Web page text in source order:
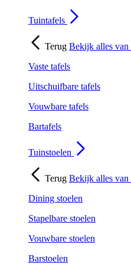
Tuintafels
Terug Bekijk alles van
Vaste tafels
Uitschuifbare tafels
Vouwbare tafels
Bartafels
Tuinstoelen
Terug Bekijk alles van
Dining stoelen
Stapelbare stoelen
Vouwbare stoelen
Barstoelen